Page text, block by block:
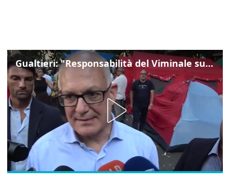
Gualtieri: "Responsabilità del Viminale su Spin Time? La posizione dei partiti è nota"